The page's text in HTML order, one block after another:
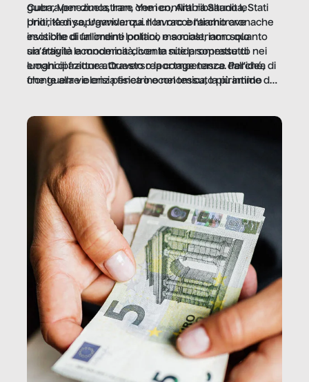
guerra per dimostrare che i conflitti ribaltano le
priorità di sopravvivenza. Il lavoro è l’architrave
invisibile di un ordine politico e sociale, non solo
un’attività economica: diventa nitida soprattutto nei
luoghi di frattura. Questo reportage nasce dall’idea
che guerre e crisi penetrino nel tessuto più intimo
Cuba, Venezuela, Iran, Yemen, Arabia Saudita, Stati
Uniti, Kenya, Uganda: qui non raccontiamo cronache
esotiche di fallimenti lontani, ma mostriamo quanto
sia fragile la modernità, con le sue promesse di
emancipazione attraverso la competenza. Perché, di
fronte alla violenza fisica o economica, la piramide del